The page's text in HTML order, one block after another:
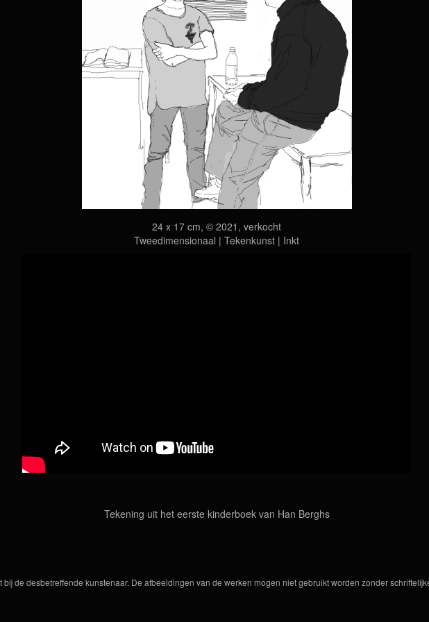
24 x 17 cm, © 2021, verkocht
Tweedimensionaal | Tekenkunst | Inkt
Tekening uit het eerste kinderboek van Han Berghs
de desbetreffende kunstenaar. De afbeeldingen van de werken mogen niet gebruikt worden zonder